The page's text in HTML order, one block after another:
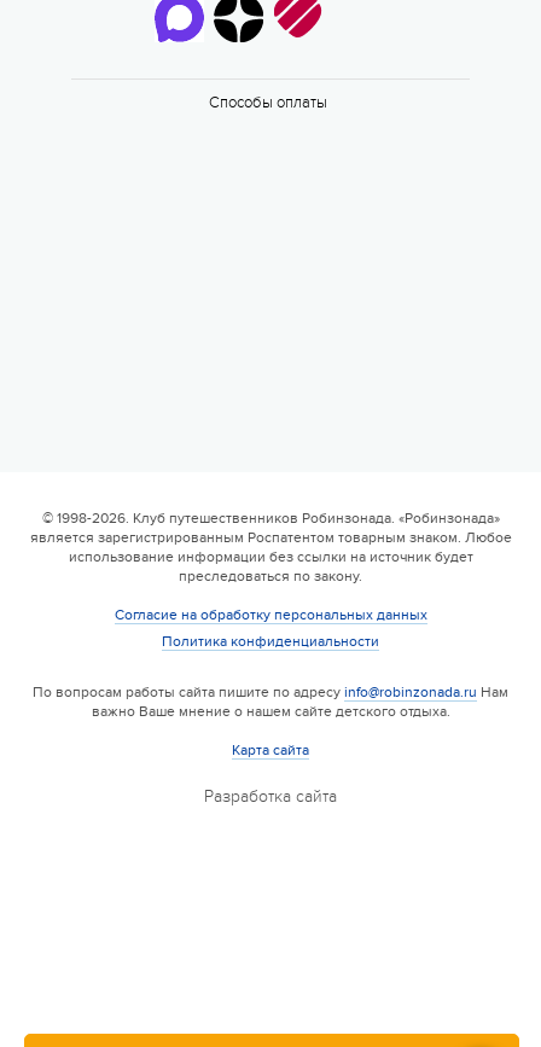
Валдайская Робинзонада. Классик (домики)
17 августа 2026
Способы оплаты
© 1998-2026. Клуб путешественников Робинзонада. «Робинзонада»
является зарегистрированным Роспатентом товарным знаком. Любое
использование информации без ссылки на источник будет
преследоваться по закону.
Согласие на обработку персональных данных
Политика конфиденциальности
По вопросам работы сайта пишите по адресу info@robinzonada.ru Нам
важно Ваше мнение о нашем сайте детского отдыха.
Карта сайта
Разработка сайта